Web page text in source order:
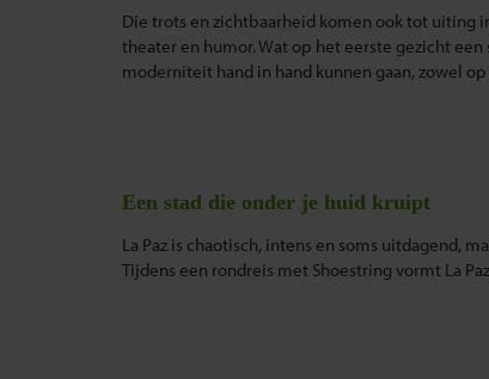
Die trots en zichtbaarheid komen ook tot uiting
theater en humor. Wat op het eerste gezicht
moderniteit hand in hand kunnen gaan, zowel
Een stad die onder je huid kruipt
La Paz is chaotisch, intens en soms uitdagend,
Tijdens een rondreis met Shoestring vormt La